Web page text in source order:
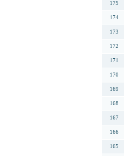
175
174
173
172
171
170
169
168
167
166
165